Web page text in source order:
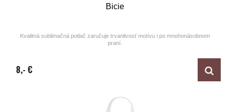
Bicie
Kvalitná sublimačná potlač zaručuje trvanlivosť motívu i po mnohonásobnom
praní.
8,- €